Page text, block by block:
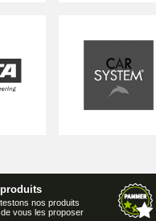
nos produits
vous les proposer